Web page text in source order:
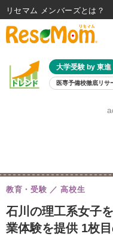
大学受験 by 東進
医専予備校徹底リサ
8月
石川の理工系女子
業体験を提供 1枚
教育・受験 高校生
リセマム メンバーズ